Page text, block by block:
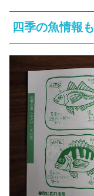
四季の魚情報も